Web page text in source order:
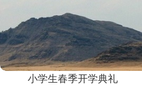
小学生春季开学典礼